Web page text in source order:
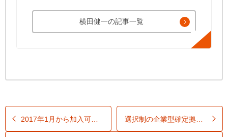
横田健一の記事一覧
2017年1月から加入可能に！公務員が iDeCoに加入するメリット